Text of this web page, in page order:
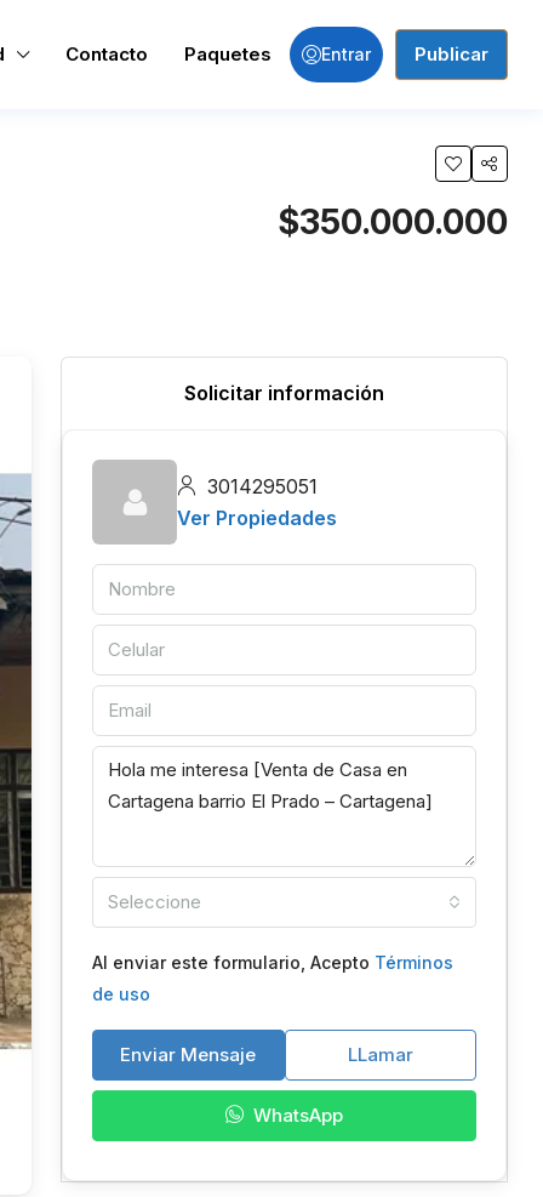
Contacto Paquetes Entrar Publicar
$350.000.000
Solicitar información
3014295051
Ver Propiedades
Seleccione
Al enviar este formulario, Acepto Términos
de uso
Enviar Mensaje LLamar
WhatsApp